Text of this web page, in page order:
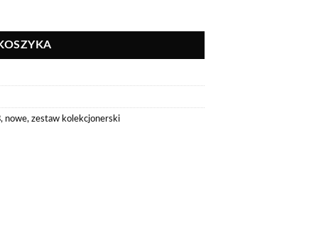
, nowe, zestaw kolekcjonerski